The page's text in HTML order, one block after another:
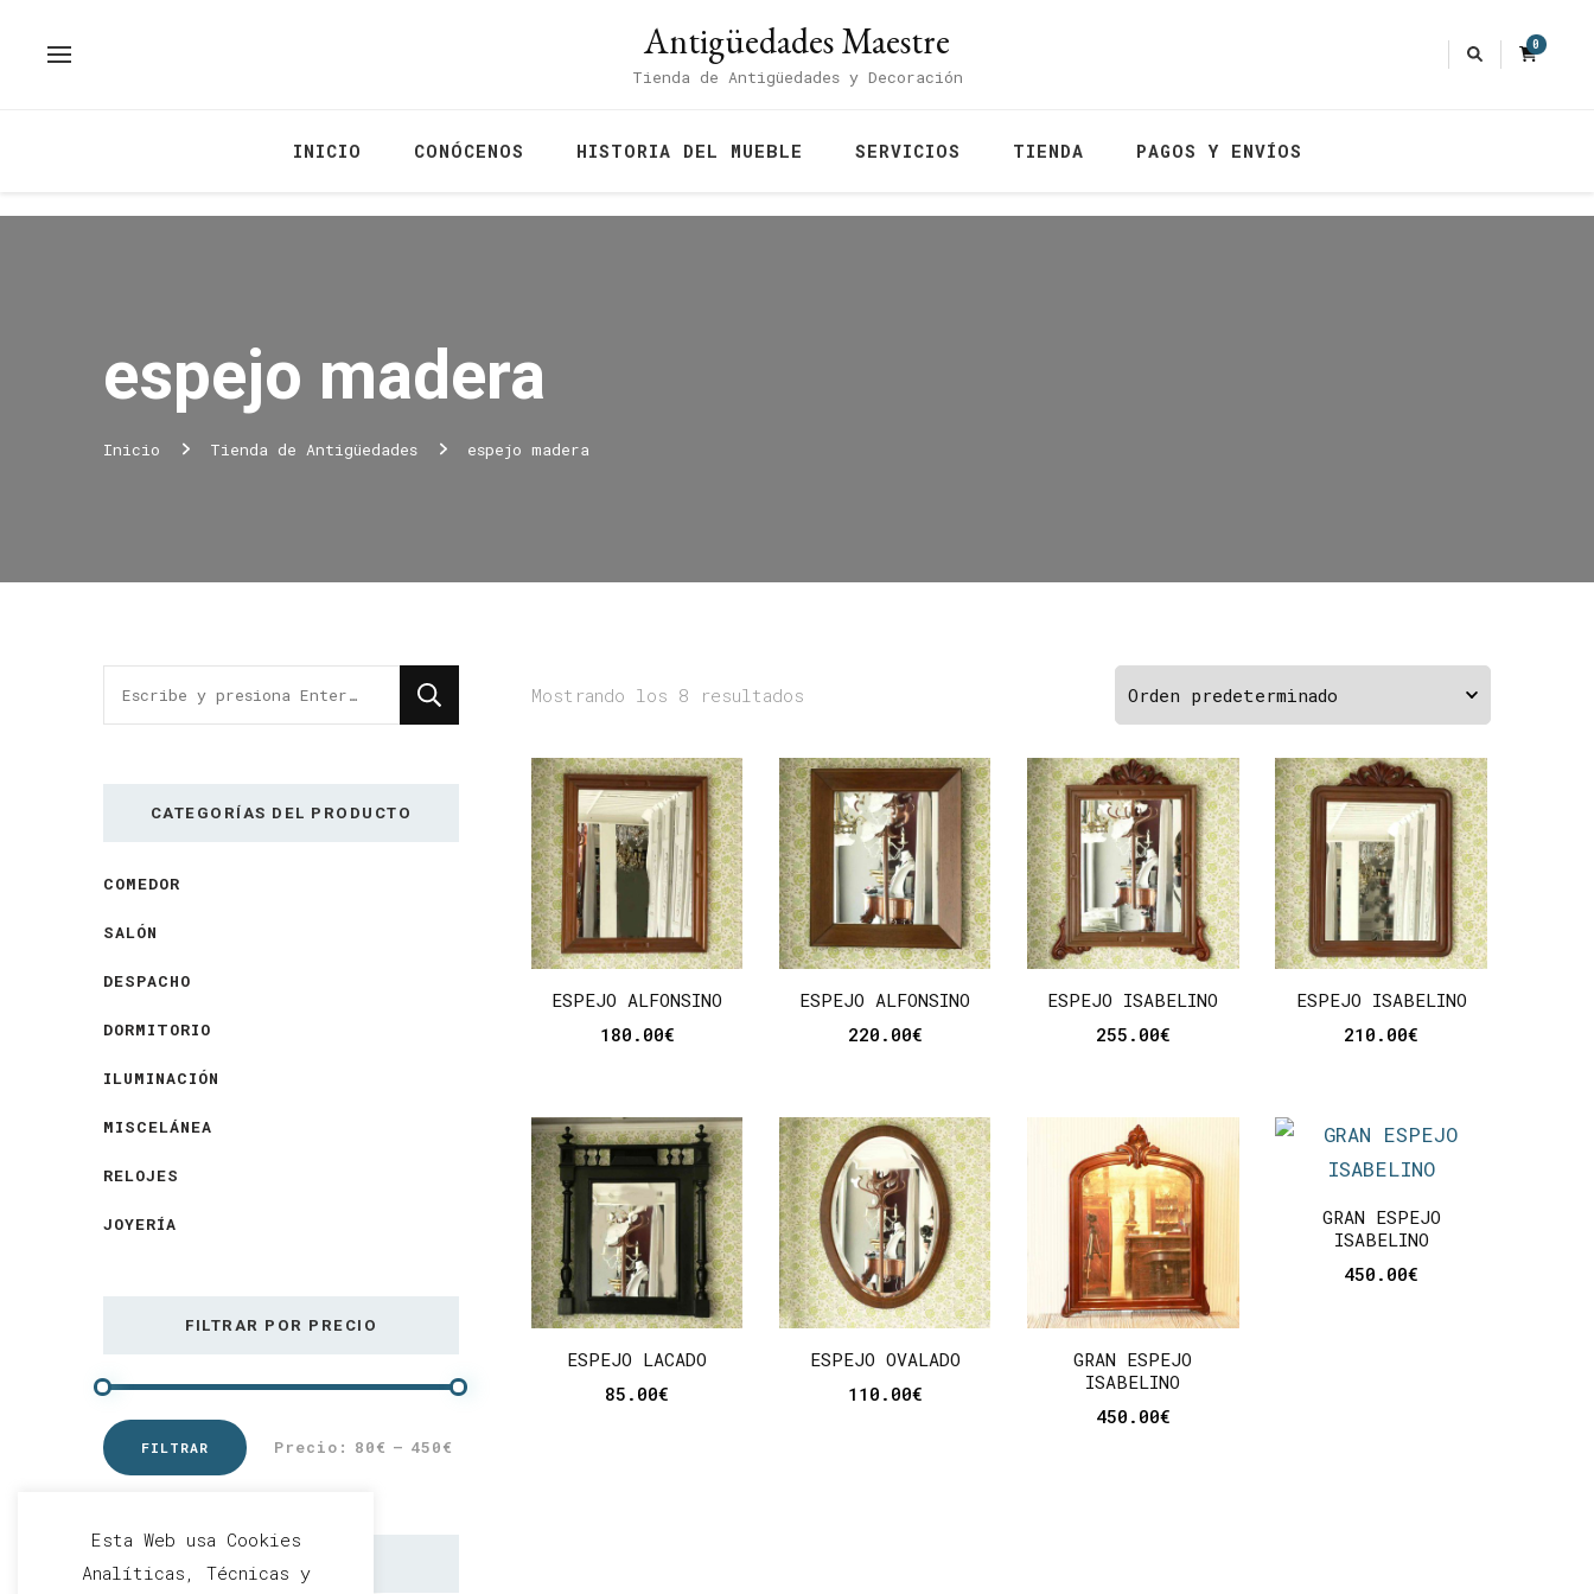
Antigüedades Maestre
Tienda de Antigüedades y Decoración
0
INICIO CONÓCENOS HISTORIA DEL MUEBLE SERVICIOS TIENDA PAGOS Y ENVÍOS
espejo madera
Inicio Tienda de Antigüedades espejo madera
Mostrando los 8 resultados
ESPEJO ALFONSINO
180.00€
ESPEJO ALFONSINO
220.00€
ESPEJO ISABELINO
255.00€
ESPEJO ISABELINO
210.00€
ESPEJO LACADO
85.00€
ESPEJO OVALADO
110.00€
GRAN ESPEJO
ISABELINO
450.00€
GRAN ESPEJO
ISABELINO
450.00€
CATEGORÍAS DEL PRODUCTO
COMEDOR
SALÓN
DESPACHO
DORMITORIO
ILUMINACIÓN
MISCELÁNEA
RELOJES
JOYERÍA
FILTRAR POR PRECIO
FILTRAR Precio: 80€ — 450€
CARRITO
Esta Web usa Cookies
Analíticas, Técnicas y